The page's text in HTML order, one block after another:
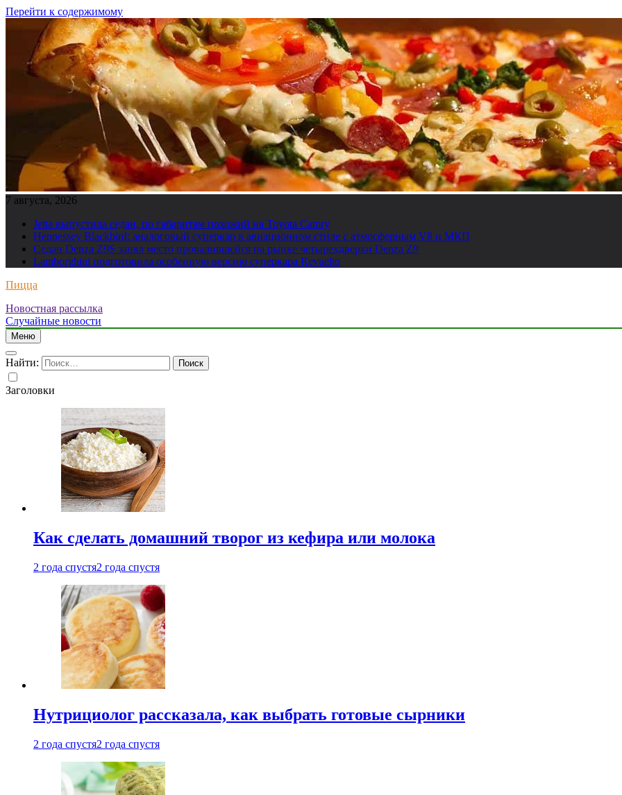
Перейти к содержимому
7 августа, 2026
Jetta выпустила седан, по габаритам похожий на Toyota Camry
Hennessey Blackbird: аналоговый суперкар в авиационном стиле с атмосферным V8 и МКП
Седан Denza Z9S занял место провалившейся на рынке четырехдверки Denza Z9
Lamborghini подготовила особенную версию суперкара Revuelto
Пицца
Новостная рассылка
Случайные новости
Меню
Найти:
Заголовки
Как сделать домашний творог из кефира или молока
2 года спустя2 года спустя
Нутрициолог рассказала, как выбрать готовые сырники
2 года спустя2 года спустя